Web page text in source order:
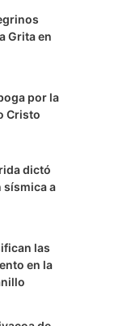
Grita en
por la
Cristo
dictó
sísmica a
las
en la